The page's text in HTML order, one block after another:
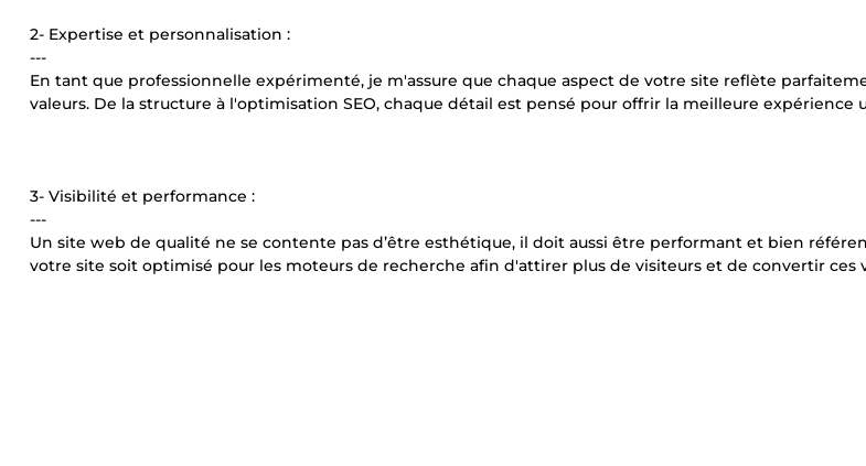
2- Expertise et personnalisation :
---
En tant que professionnelle expérimenté, je m'assure que chaque aspect de votre site reflète
valeurs. De la structure à l'optimisation SEO, chaque détail est pensé pour offrir la meilleure expérience
3- Visibilité et performance :
---
Un site web de qualité ne se contente pas d’être esthétique, il doit aussi être performant et bien
votre site soit optimisé pour les moteurs de recherche afin d'attirer plus de visiteurs et de convertir ces